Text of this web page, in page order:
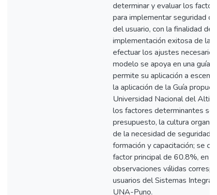
determinar y evaluar los
para implementar seguridad
del usuario, con la finalidad de
implementación exitosa de la
efectuar los ajustes
modelo se apoya en una guía
permite su aplicación a
la aplicación de la Guía
Universidad Nacional del
los factores determinantes
presupuesto, la cultura
de la necesidad de seguridad
formación y capacitación; se
factor principal de 60.8%, en
observaciones válidas
usuarios del Sistemas
UNA-Puno.